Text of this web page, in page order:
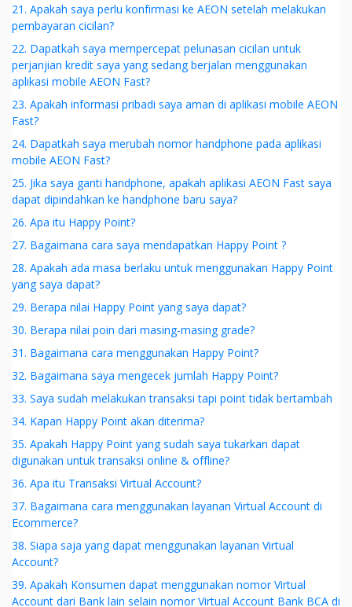
21. Apakah saya perlu konfirmasi ke AEON setelah melakukan
pembayaran cicilan?
22. Dapatkah saya mempercepat pelunasan cicilan untuk
perjanjian kredit saya yang sedang berjalan menggunakan
aplikasi mobile AEON Fast?
23. Apakah informasi pribadi saya aman di aplikasi mobile AEON
Fast?
24. Dapatkah saya merubah nomor handphone pada aplikasi
mobile AEON Fast?
25. Jika saya ganti handphone, apakah aplikasi AEON Fast saya
dapat dipindahkan ke handphone baru saya?
26. Apa itu Happy Point?
27. Bagaimana cara saya mendapatkan Happy Point ?
28. Apakah ada masa berlaku untuk menggunakan Happy Point
yang saya dapat?
29. Berapa nilai Happy Point yang saya dapat?
30. Berapa nilai poin dari masing-masing grade?
31. Bagaimana cara menggunakan Happy Point?
32. Bagaimana saya mengecek jumlah Happy Point?
33. Saya sudah melakukan transaksi tapi point tidak bertambah
34. Kapan Happy Point akan diterima?
35. Apakah Happy Point yang sudah saya tukarkan dapat
digunakan untuk transaksi online & offline?
36. Apa itu Transaksi Virtual Account?
37. Bagaimana cara menggunakan layanan Virtual Account di
Ecommerce?
38. Siapa saja yang dapat menggunakan layanan Virtual
Account?
39. Apakah Konsumen dapat menggunakan nomor Virtual
Account dari Bank lain selain nomor Virtual Account Bank BCA di